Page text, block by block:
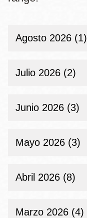
la
Agosto 2026 (1)
Julio 2026 (2)
Junio 2026 (3)
Mayo 2026 (3)
Abril 2026 (8)
Marzo 2026 (4)